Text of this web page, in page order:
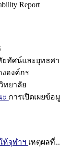
Report
ยทัศน์และยุทธศ
งองค์กร
ทยาลัย
ะ การเปิดเผยข้
ห้จุฬาฯ เหตุผลที่